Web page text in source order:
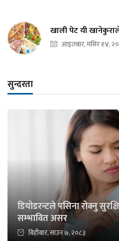
खाली पेट यी
आइतबार, मंसिर १४,
सुन्दरता
डियोडरन्टले पसिना रोक्नु
सम्भावित असर
बिहीबार, साउन ७, २०८३